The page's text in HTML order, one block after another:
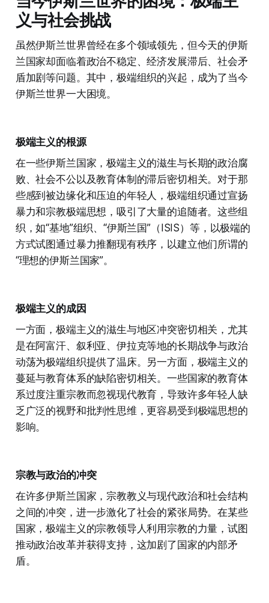
义与社会挑战
虽然伊斯兰世界曾经在多个领域领先，但今天的伊斯
兰国家却面临着政治不稳定、经济发展滞后、社会矛
盾加剧等问题。其中，极端组织的兴起，成为了当今
伊斯兰世界一大困境。
极端主义的根源
在一些伊斯兰国家，极端主义的滋生与长期的政治腐
败、社会不公以及教育体制的滞后密切相关。对于那
些感到被边缘化和压迫的年轻人，极端组织通过宣扬
暴力和宗教极端思想，吸引了大量的追随者。这些组
织，如“基地”组织、“伊斯兰国”（ISIS）等，以极端的
方式试图通过暴力推翻现有秩序，以建立他们所谓的
“理想的伊斯兰国家”。
极端主义的成因
一方面，极端主义的滋生与地区冲突密切相关，尤其
是在阿富汗、叙利亚、伊拉克等地的长期战争与政治
动荡为极端组织提供了温床。另一方面，极端主义的
蔓延与教育体系的缺陷密切相关。一些国家的教育体
系过度注重宗教而忽视现代教育，导致许多年轻人缺
乏广泛的视野和批判性思维，更容易受到极端思想的
影响。
宗教与政治的冲突
在许多伊斯兰国家，宗教教义与现代政治和社会结构
之间的冲突，进一步激化了社会的紧张局势。在某些
国家，极端主义的宗教领导人利用宗教的力量，试图
推动政治改革并获得支持，这加剧了国家的内部矛
盾。